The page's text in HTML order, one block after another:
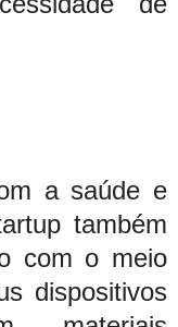
a saúde e
também
com o meio
dispositivos